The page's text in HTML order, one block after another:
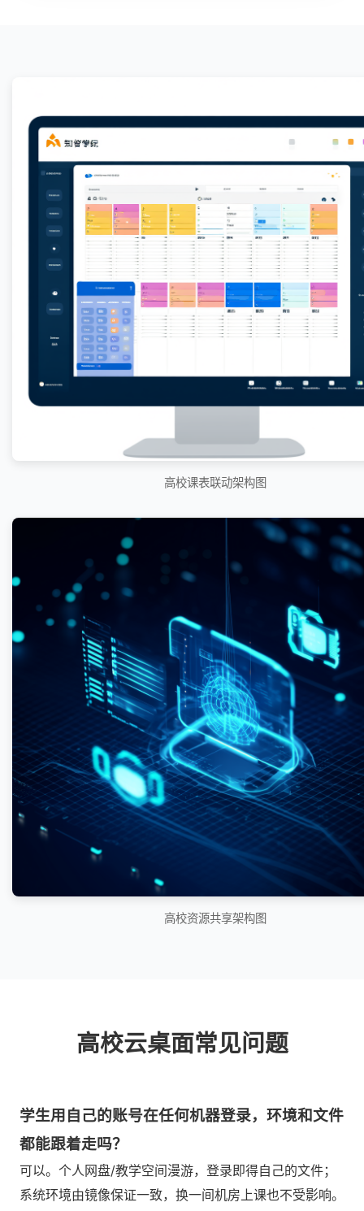
高校课表联动架构图
高校资源共享架构图
高校云桌面常见问题
学生用自己的账号在任何机器登录，环境和文件
都能跟着走吗？
可以。个人网盘/教学空间漫游，登录即得自己的文件；
系统环境由镜像保证一致，换一间机房上课也不受影响。